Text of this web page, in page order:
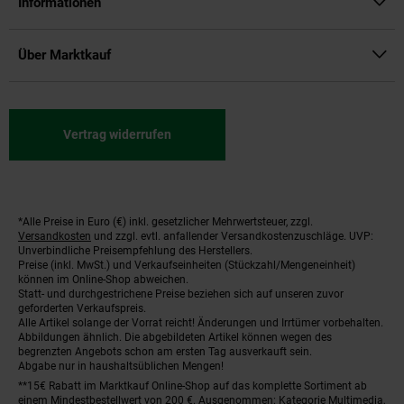
Über Marktkauf
Vertrag widerrufen
Fußnoten
*Alle Preise in Euro (€) inkl. gesetzlicher Mehrwertsteuer, zzgl.
Versandkosten und zzgl. evtl. anfallender Versandkostenzuschläge. UVP:
Unverbindliche Preisempfehlung des Herstellers.
Preise (inkl. MwSt.) und Verkaufseinheiten (Stückzahl/Mengeneinheit)
können im Online-Shop abweichen.
Statt- und durchgestrichene Preise beziehen sich auf unseren zuvor
geforderten Verkaufspreis.
Alle Artikel solange der Vorrat reicht! Änderungen und Irrtümer vorbehalten.
Abbildungen ähnlich. Die abgebildeten Artikel können wegen des
begrenzten Angebots schon am ersten Tag ausverkauft sein.
Abgabe nur in haushaltsüblichen Mengen!
**15€ Rabatt im Marktkauf Online-Shop auf das komplette Sortiment ab
einem Mindestbestellwert von 200 €. Ausgenommen: Kategorie Multimedia,